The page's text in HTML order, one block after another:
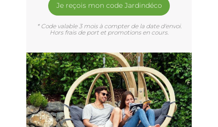
Je reçois mon code Jardindéco
* Code valable 3 mois à compter de la date d'envoi.
Hors frais de port et promotions en cours.